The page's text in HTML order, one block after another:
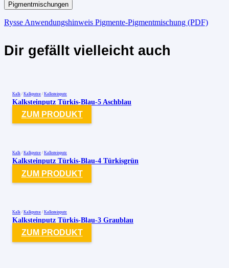
Pigmentmischungen
Rysse Anwendungshinweis Pigmente-Pigmentmischung (PDF)
Dir gefällt vielleicht auch
Kalk / Kalkputze / Kalksteinputz
Kalksteinputz Türkis-Blau-5 Aschblau
ZUM PRODUKT
Kalk / Kalkputze / Kalksteinputz
Kalksteinputz Türkis-Blau-4 Türkisgrün
ZUM PRODUKT
Kalk / Kalkputze / Kalksteinputz
Kalksteinputz Türkis-Blau-3 Graublau
ZUM PRODUKT